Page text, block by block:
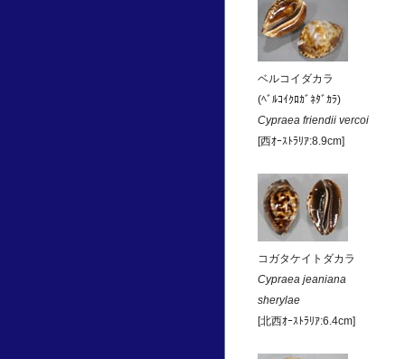
ベルコイダカラ
(ﾍﾞﾙｺｲｸﾛｶﾞﾈﾀﾞｶﾗ)
Cypraea friendii vercoi
[西ｵｰｽﾄﾗﾘｱ:8.9cm]
コガタケイトダカラ
Cypraea jeaniana
sherylae
[北西ｵｰｽﾄﾗﾘｱ:6.4cm]